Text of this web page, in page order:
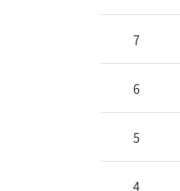
7
6
5
4